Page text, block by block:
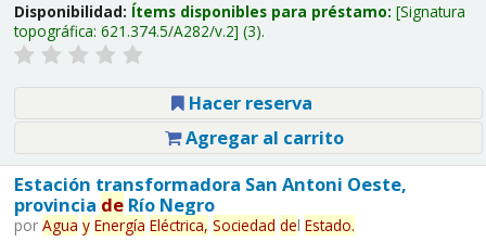
Disponibilidad: Ítems disponibles para préstamo: Signatura
topográfica: 621.374.5/A282/v.2 (3).
Hacer reserva
Agregar al carrito
Estación transformadora San Antoni Oeste,
provincia deRío Negro
por Agua y Energía Eléctrica, Sociedad del Estado.